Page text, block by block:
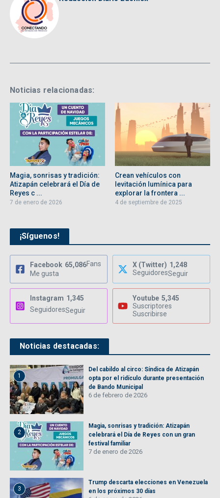
Noticias relacionadas:
Magia, sonrisas y tradición:
Atizapán celebrará el Día de
Reyes c ...
7 de enero de 2026
Crean vehículos con
levitación lumínica para
explorar la frontera ...
4 de septiembre de 2025
¡Síguenos!
Facebook 65,086Fans
Me gusta
X (Twitter) 1,248
SeguidoresSeguir
Instagram 1,345
SeguidoresSeguir
Youtube 5,345
Suscriptores
Suscribirse
Noticias destacadas:
1
Del cabildo al circo: Síndica de Atizapán
opta por el ridículo durante presentación
de Bando Municipal
6 de febrero de 2026
2
Magia, sonrisas y tradición: Atizapán
celebrará el Día de Reyes con un gran
festival familiar
7 de enero de 2026
3
Trump descarta elecciones en Venezuela
en los próximos 30 días